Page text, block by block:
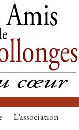
L’association